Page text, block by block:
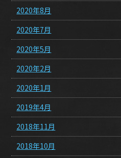
2020年8月
2020年7月
2020年5月
2020年2月
2020年1月
2019年4月
2018年11月
2018年10月